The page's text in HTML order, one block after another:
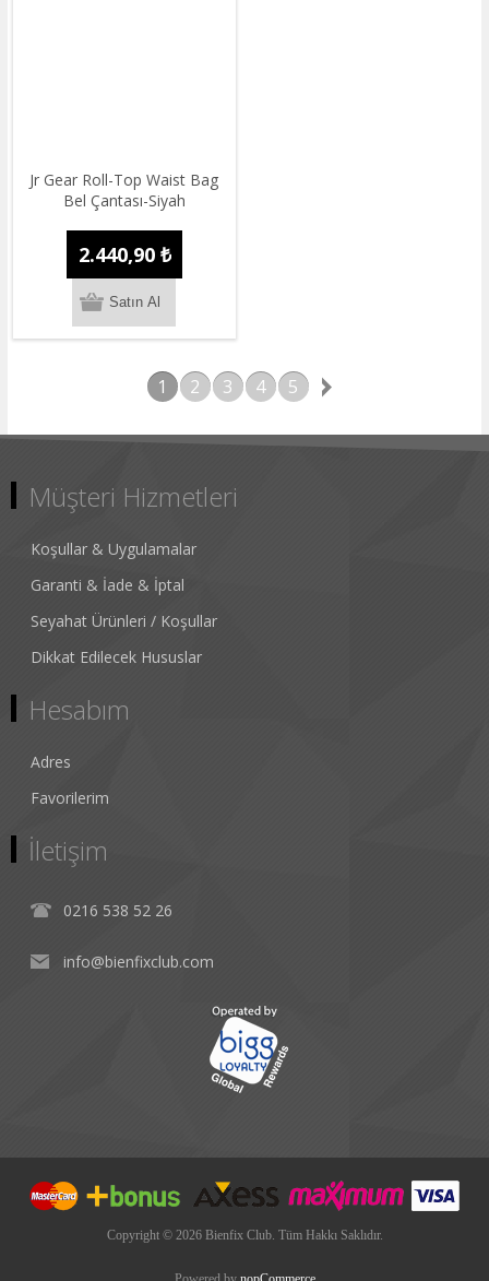
Jr Gear Roll-Top Waist Bag
Bel Çantası-Siyah
2.440,90 ₺
1 2 3 4 5
Müşteri Hizmetleri
Koşullar & Uygulamalar
Garanti & İade & İptal
Seyahat Ürünleri / Koşullar
Dikkat Edilecek Hususlar
Hesabım
Adres
Favorilerim
İletişim
0216 538 52 26
info@bienfixclub.com
Copyright © 2026 Bienfix Club. Tüm Hakkı Saklıdır.